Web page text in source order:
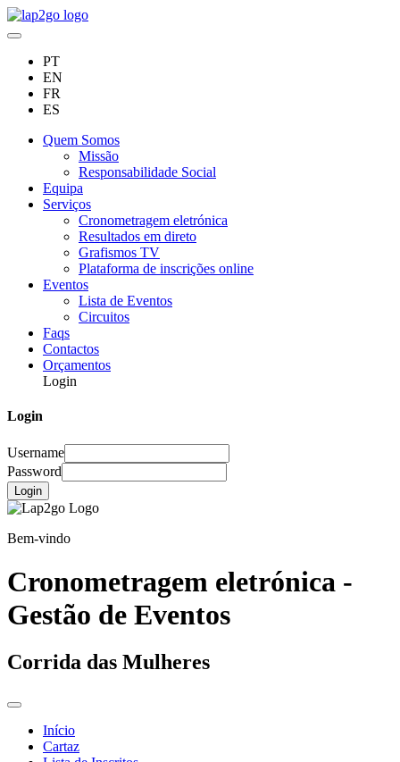
PT
EN
FR
ES
Quem Somos
Missão
Responsabilidade Social
Equipa
Serviços
Cronometragem eletrónica
Resultados em direto
Grafismos TV
Plataforma de inscrições online
Eventos
Lista de Eventos
Circuitos
Faqs
Contactos
Orçamentos
Login
Login
Username
Password
Login
Bem-vindo
Cronometragem eletrónica -
Gestão de Eventos
Corrida das Mulheres
Início
Cartaz